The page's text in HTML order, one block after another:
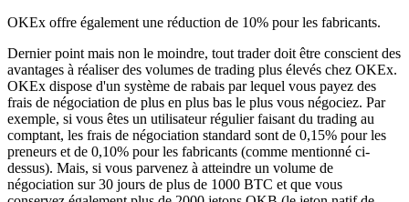
OKEx offre également une réduction de 10% pour les fabricants.
Dernier point mais non le moindre, tout trader doit être conscient des
avantages à réaliser des volumes de trading plus élevés chez OKEx.
OKEx dispose d'un système de rabais par lequel vous payez des
frais de négociation de plus en plus bas le plus vous négociez. Par
exemple, si vous êtes un utilisateur régulier faisant du trading au
comptant, les frais de négociation standard sont de 0,15% pour les
preneurs et de 0,10% pour les fabricants (comme mentionné ci-
dessus). Mais, si vous parvenez à atteindre un volume de
négociation sur 30 jours de plus de 1000 BTC et que vous